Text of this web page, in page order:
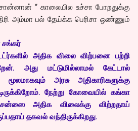
“ காலையில உச்சா போறதுக்கு
அம்மா பல் தேய்க்க பெரிசா ஒண்ணும்
சங்கர்
அதிக விலை விற்பனை பற்றி
அது மட்டுமில்லாமல் கேட்டால்
மூலமாகவும் அரசு அதிகாரிகளுக்கு
நேற்று கோவையில் கங்கா
அதிக விலைக்கு விற்றதாய்
தகவல் வந்திருக்கிறது.